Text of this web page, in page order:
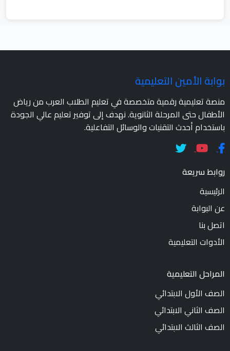
بوابة الأمين التعليمية
منصة تعليمية رقمية متخصصة في تعليم الطلاب العرب من رياض
الأطفال حتى المرحلة الثانوية. نهدف إلى توفير تعليم عالي الجودة
باستخدام أحدث التقنيات والوسائل التفاعلية.
روابط سريعة
الرئيسية
عن البوابة
اتصل بنا
الأدوات التعليمية
المراحل التعليمية
الصف الأول الابتدائي
الصف الثاني الابتدائي
الصف الثالث الابتدائي